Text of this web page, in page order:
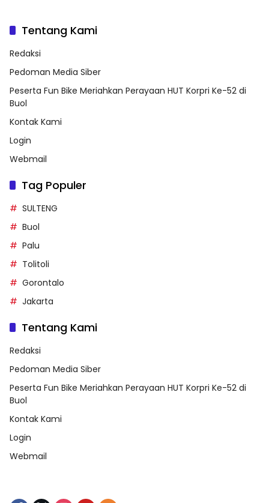
Tentang Kami
Redaksi
Pedoman Media Siber
Peserta Fun Bike Meriahkan Perayaan HUT Korpri Ke-52 di
Buol
Kontak Kami
Login
Webmail
Tag Populer
SULTENG
Buol
Palu
Tolitoli
Gorontalo
Jakarta
Tentang Kami
Redaksi
Pedoman Media Siber
Peserta Fun Bike Meriahkan Perayaan HUT Korpri Ke-52 di
Buol
Kontak Kami
Login
Webmail